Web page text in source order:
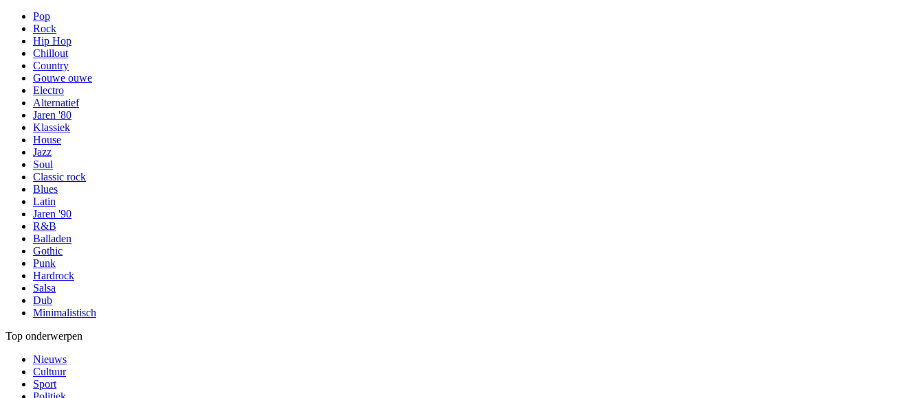
Pop
Rock
Hip Hop
Chillout
Country
Gouwe ouwe
Electro
Alternatief
Jaren '80
Klassiek
House
Jazz
Soul
Classic rock
Blues
Latin
Jaren '90
R&B
Balladen
Gothic
Punk
Hardrock
Salsa
Dub
Minimalistisch
Top onderwerpen
Nieuws
Cultuur
Sport